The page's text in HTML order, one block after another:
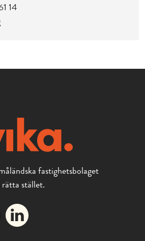
14
fastighetsbolaget
stället.